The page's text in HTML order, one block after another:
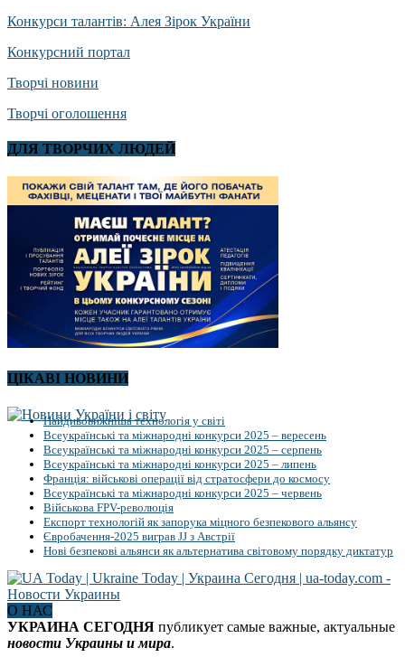
Конкурси талантів: Алея Зірок України
Конкурсний портал
Творчі новини
Творчі оголошення
ДЛЯ ТВОРЧИХ ЛЮДЕЙ
ЦІКАВІ НОВИНИ
Найдивовижніша технологія у світі
Всеукраїнські та міжнародні конкурси 2025 – вересень
Всеукраїнські та міжнародні конкурси 2025 – серпень
Всеукраїнські та міжнародні конкурси 2025 – липень
Франція: військові операції від стратосфери до космосу
Всеукраїнські та міжнародні конкурси 2025 – червень
Військова FPV-революція
Експорт технологій як запорука міцного безпекового альянсу
Євробачення-2025 виграв JJ з Австрії
Нові безпекові альянси як альтернатива світовому порядку диктатур
О НАС
УКРАИНА СЕГОДНЯ публикует самые важные, актуальные
новости Украины и мира.